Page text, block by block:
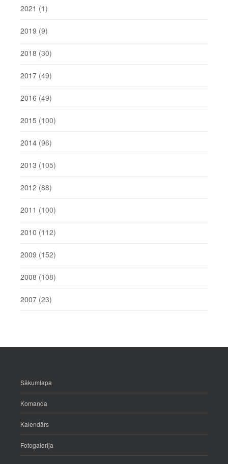
2021 (1)
2019 (9)
2018 (30)
2017 (49)
2016 (49)
2015 (100)
2014 (96)
2013 (105)
2012 (88)
2011 (100)
2010 (112)
2009 (152)
2008 (108)
2007 (23)
Sākumlapa
Komanda
Kalendārs
Fotogalerija